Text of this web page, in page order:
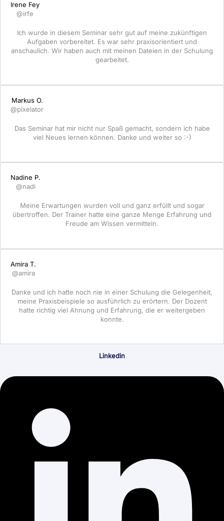
Irene Fey
@irfe
Ich wurde in diesem Seminar sehr gut auf meine zukünftigen
Aufgaben vorbereitet. Es war sehr praxisorientiert und
anschaulich. Wir haben auch mit meinen Dateien in der Schulung
gearbeitet.
Markus O.
@pixelator
Das Seminar hat mir nicht nur Spaß gemacht, sondern ich habe
viel Neues lernen können. Danke und weiter so :-)
Nadine P.
@nadi
Meine Erwartungen wurden voll und ganz erfüllt und sogar
übertroffen. Der Trainer hatte eine ganze Menge Erfahrung und
Freude am Wissen vermitteln.
Amira T.
@amira
Danke und ich hatte noch nie in einer Schulung die Gelegenheit,
meine Praxisbeispiele so ausführlich zu erörtern. Der Dozent
hatte richtig viel Ahnung und Erfahrung, die er weitergeben
konnte.
Linkedin